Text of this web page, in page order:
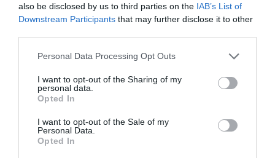
also be disclosed by us to third parties on the IAB’s List of
Downstream Participants that may further disclose it to other
Please note that this website/app uses one or more Google
not limited to your visit or usage behaviour. You may click to
grant or deny consent to Google and its third-party tags to
use your data for below specified purposes in below Google
consent section.
Personal Data Processing Opt Outs
I want to opt-out of the Sharing of my
personal data.
Opted In
I want to opt-out of the Sale of my
Personal Data.
Opted In
Τελεσίγραφο του Ιράν στις χώρες του Κόλπου:
«Σταματήστε τον Τραμπ αλλιώς θα σας
χτυπήσουμε σκληρά»